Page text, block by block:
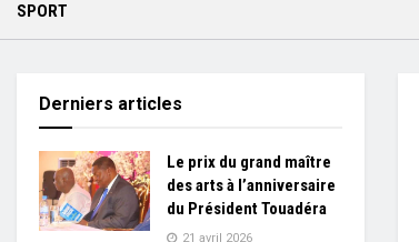
SPORT
Derniers articles
Le prix du grand maître
des arts à l’anniversaire
du Président Touadéra
21 avril 2026